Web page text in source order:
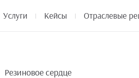
Услуги Кейсы Отраслевые
Резиновое сердце